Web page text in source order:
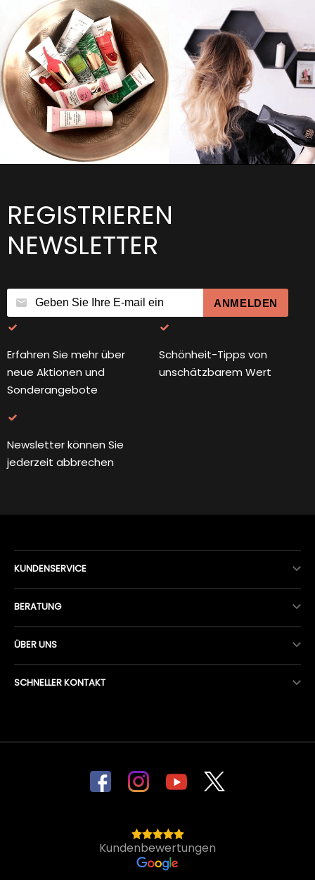
REGISTRIEREN
NEWSLETTER
ANMELDEN
Erfahren Sie mehr über
neue Aktionen und
Sonderangebote
Schönheit-Tipps von
unschätzbarem Wert
Newsletter können Sie
jederzeit abbrechen
KUNDENSERVICE
BERATUNG
ÜBER UNS
SCHNELLER KONTAKT
Kundenbewertungen